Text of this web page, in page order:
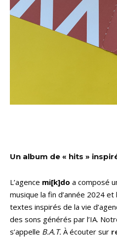
Un album de « hits »
L’agence mi[k]do a composé
musique la fin d’année 2024
textes inspirés de la vie
des sons générés par l’IA.
s’appelle B.A.T. À écouter sur